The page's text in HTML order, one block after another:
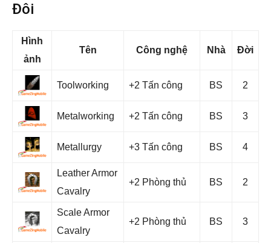
Đôi
Hình
ảnh
Tên Công nghệ Nhà Đời
Toolworking +2 Tấn công BS 2
Metalworking +2 Tấn công BS 3
Metallurgy +3 Tấn công BS 4
Leather Armor
Cavalry
+2 Phòng thủ BS 2
Scale Armor
Cavalry
+2 Phòng thủ BS 3